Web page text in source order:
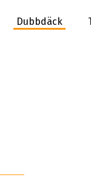
Dubbdäck